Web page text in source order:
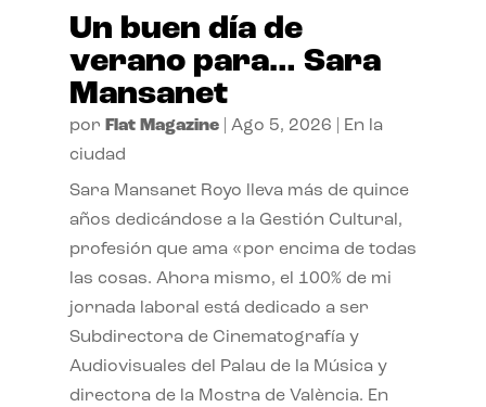
Un buen día de
verano para… Sara
Mansanet
por Flat Magazine| Ago 5, 2026
En la
ciudad
Sara Mansanet Royo lleva más de quince
años dedicándose a la Gestión Cultural,
profesión que ama «por encima de todas
las cosas. Ahora mismo, el 100% de mi
jornada laboral está dedicado a ser
Subdirectora de Cinematografía y
Audiovisuales del Palau de la Música y
directora de la Mostra de València. En